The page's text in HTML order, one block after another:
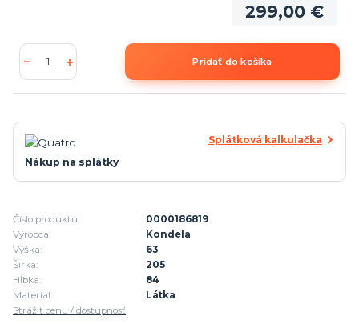
299,00 €
Pridať do košíka
Splátková kalkulačka
Nákup na splátky
Číslo produktu:
0000186819
Výrobca:
Kondela
Výška:
63
Šírka:
205
Hĺbka:
84
Materiál:
Látka
Strážiť cenu / dostupnosť